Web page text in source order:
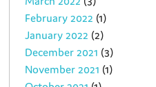
February 2022 (1)
January 2022 (2)
December 2021 (3)
November 2021 (1)